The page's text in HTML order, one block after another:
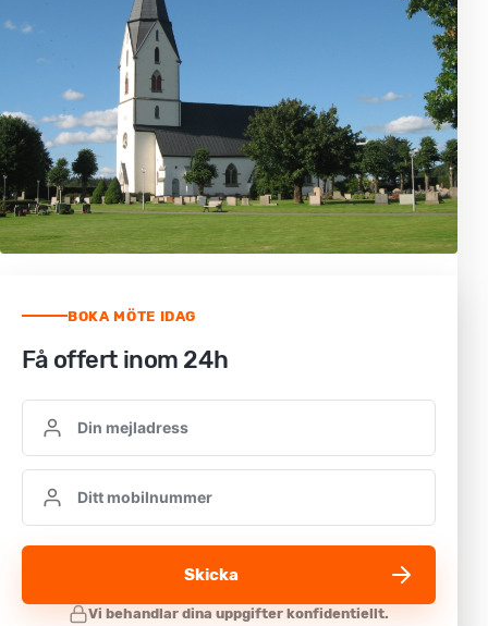
BOKA MÖTE IDAG
Få offert inom 24h
Skicka